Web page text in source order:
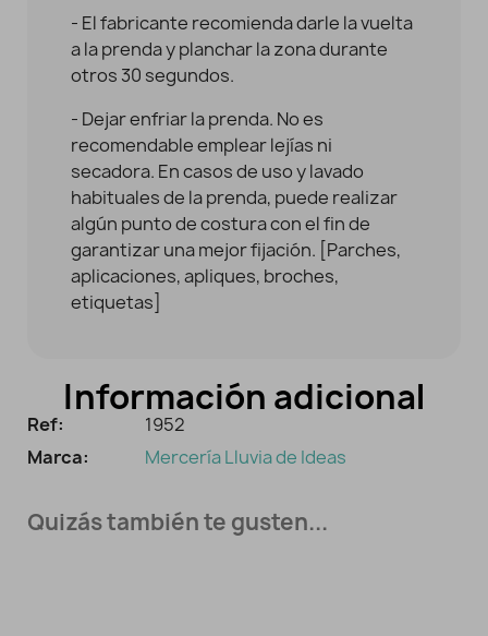
- El fabricante recomienda darle la vuelta
a la prenda y planchar la zona durante
otros 30 segundos.
- Dejar enfriar la prenda. No es
recomendable emplear lejías ni
secadora. En casos de uso y lavado
habituales de la prenda, puede realizar
algún punto de costura con el fin de
garantizar una mejor fijación. [Parches,
aplicaciones, apliques, broches,
etiquetas]
Información adicional
Ref:
1952
Marca:
Mercería Lluvia de Ideas
Quizás también te gusten...